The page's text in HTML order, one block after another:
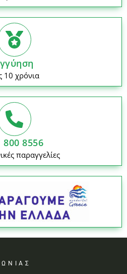
10 χρόνια
800 8556
παραγγελίες